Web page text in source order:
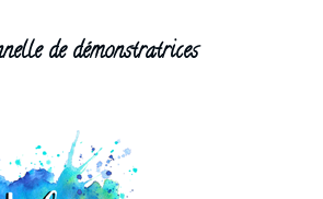
de démonstratrices